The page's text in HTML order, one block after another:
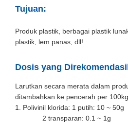
Tujuan:
Produk plastik, berbagai plastik
plastik, lem panas, dll!
Dosis yang
Larutkan secara merata dalam
ditambahkan ke pencerah per
1. Polivinil klorida: 1 putih: 10 ~ 50g
2 transparan: 0.1 ~ 1g